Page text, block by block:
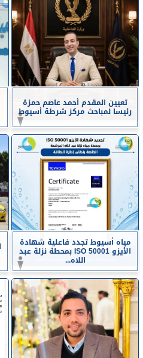
تعيين المقدم أحمد عاصم حمزة
رئيسا لمباحث مركز شرطة أسيوط
مياه أسيوط تجدد فاعلية شهادة
الأيزو ISO 50001 بمحطة نزلة عبد
اللاه...